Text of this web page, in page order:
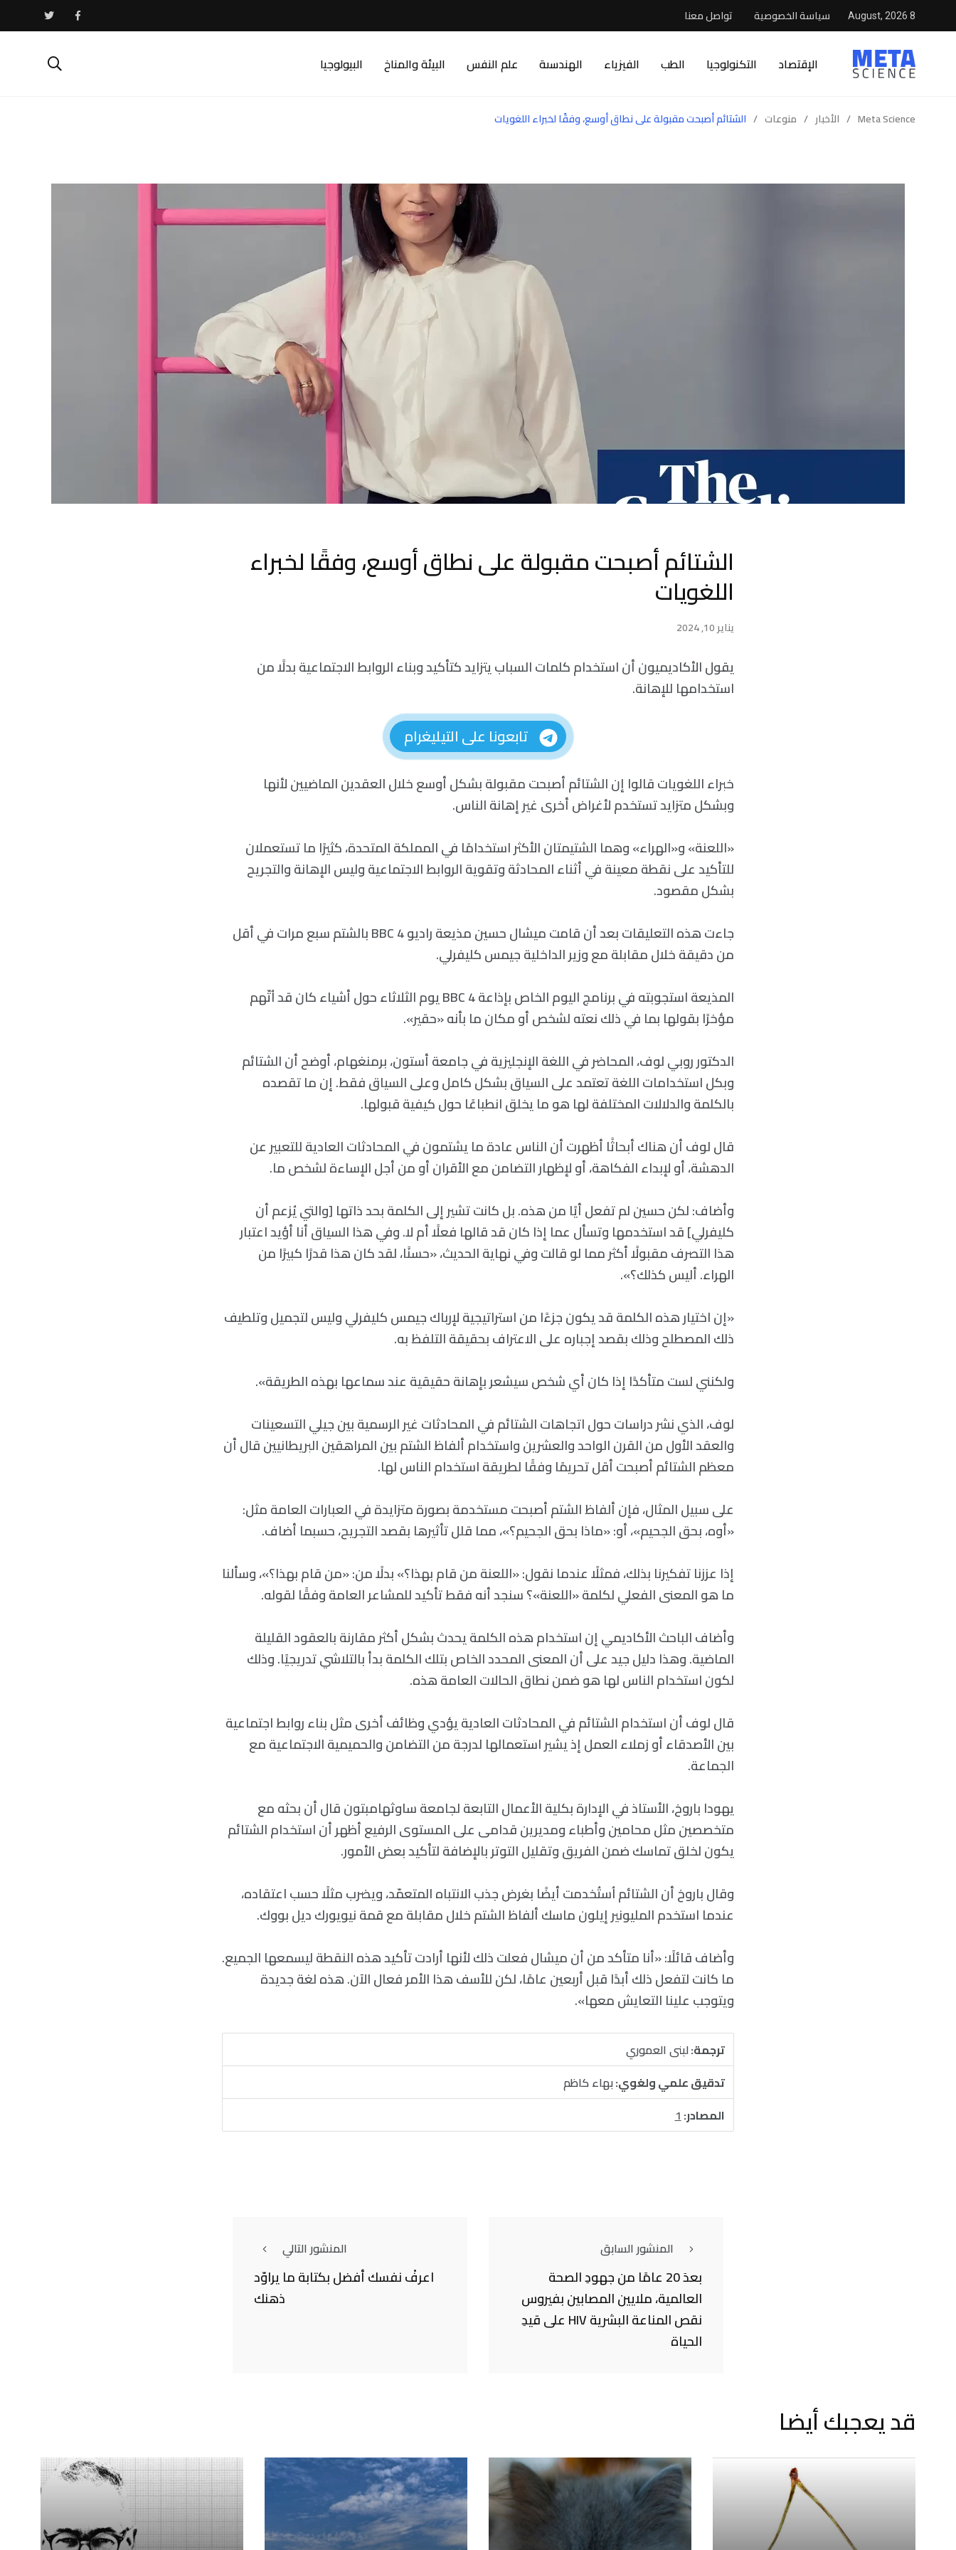
8 August, 2026 سياسة الخصوصية تواصل معنا
الإقتصاد التكنولوجيا الطب الفيزياء الهندسىة علم النفس البيئة والمناخ البيولوجيا
Meta Science
/ الأخبار / منوعات / الشتائم أصبحت مقبولة على نطاق أوسع، وفقًا لخبراء اللغويات
الشتائم أصبحت مقبولة على نطاق أوسع، وفقًا لخبراء
اللغويات
يناير 10, 2024
يقول الأكاديميون أن استخدام كلمات السباب يتزايد كتأكيد وبناء الروابط الاجتماعية بدلًا من
استخدامها للإهانة.
تابعونا على التيليغرام
خبراء اللغويات قالوا إن الشتائم أصبحت مقبولة بشكل أوسع خلال العقدين الماضيين لأنها
وبشكل متزايد تستخدم لأغراض أخرى غير إهانة الناس.
«اللعنة» و«الهراء» وهما الشتيمتان الأكثر استخدامًا في المملكة المتحدة، كثيرًا ما تستعملان
للتأكيد على نقطة معينة في أثناء المحادثة وتقوية الروابط الاجتماعية وليس الإهانة والتجريح
بشكل مقصود.
جاءت هذه التعليقات بعد أن قامت ميشال حسين مذيعة راديو BBC 4 بالشتم سبع مرات في أقل
من دقيقة خلال مقابلة مع وزير الداخلية جيمس كليفرلي.
المذيعة استجوبته في برنامج اليوم الخاص بإذاعة BBC 4 يوم الثلاثاء حول أشياء كان قد اُتّهم
مؤخرًا بقولها بما في ذلك نعته لشخص أو مكان ما بأنه «حقير».
الدكتور روبي لوف، المحاضر في اللغة الإنجليزية في جامعة أستون، برمنغهام، أوضح أن الشتائم
وبكل استخدامات اللغة تعتمد على السياق بشكل كامل وعلى السياق فقط. إن ما تقصده
بالكلمة والدلالات المختلفة لها هو ما يخلق انطباعًا حول كيفية قبولها.
قال لوف أن هناك أبحاثًا أظهرت أن الناس عادة ما يشتمون في المحادثات العادية للتعبير عن
الدهشة، أو لإبداء الفكاهة، أو لإظهار التضامن مع الأقران أو من أجل الإساءة لشخص ما.
وأضاف: لكن حسين لم تفعل أيًا من هذه. بل كانت تشير إلى الكلمة بحد ذاتها [والتي يُزعم أن
كليفرلي] قد استخدمها وتسأل عما إذا كان قد قالها فعلًا أم لا. وفي هذا السياق أنا أؤيد اعتبار
هذا التصرف مقبولًا أكثر مما لو قالت وفي نهاية الحديث، «حسنًا، لقد كان هذا قدرًا كبيرًا من
الهراء. أليس كذلك؟».
«إن اختيار هذه الكلمة قد يكون جزءًا من استراتيجية لإرباك جيمس كليفرلي وليس لتجميل وتلطيف
ذلك المصطلح وذلك بقصد إجباره على الاعتراف بحقيقة التلفظ به.
ولكنني لست متأكدًا إذا كان أي شخص سيشعر بإهانة حقيقية عند سماعها بهذه الطريقة».
لوف، الذي نشر دراسات حول اتجاهات الشتائم في المحادثات غير الرسمية بين جيلي التسعينات
والعقد الأول من القرن الواحد والعشرين واستخدام ألفاظ الشتم بين المراهقين البريطانيين قال أن
معظم الشتائم أصبحت أقل تحريمًا وفقًا لطريقة استخدام الناس لها.
على سبيل المثال، فإن ألفاظ الشتم أصبحت مستخدمة بصورة متزايدة في العبارات العامة مثل:
«أوه، بحق الجحيم»، أو: «ماذا بحق الجحيم؟»، مما قلل تأثيرها بقصد التجريح، حسبما أضاف.
إذا عززنا تفكيرنا بذلك، فمثلًا عندما نقول: «اللعنة من قام بهذا؟» بدلًا من: «من قام بهذا؟»، وسألنا
ما هو المعنى الفعلي لكلمة «اللعنة»؟ سنجد أنه فقط تأكيد للمشاعر العامة وفقًا لقوله.
وأضاف الباحث الأكاديمي إن استخدام هذه الكلمة يحدث بشكل أكثر مقارنة بالعقود القليلة
الماضية. وهذا دليل جيد على أن المعنى المحدد الخاص بتلك الكلمة بدأ بالتلاشي تدريجيًا. وذلك
لكون استخدام الناس لها هو ضمن نطاق الحالات العامة هذه.
قال لوف أن استخدام الشتائم في المحادثات العادية يؤدي وظائف أخرى مثل بناء روابط اجتماعية
بين الأصدقاء أو زملاء العمل إذ يشير استعمالها لدرجة من التضامن والحميمية الاجتماعية مع
الجماعة.
يهودا باروخ، الأستاذ في الإدارة بكلية الأعمال التابعة لجامعة ساوثهامبتون قال أن بحثه مع
متخصصين مثل محامين وأطباء ومديرين قدامى على المستوى الرفيع أظهر أن استخدام الشتائم
يكون لخلق تماسك ضمن الفريق وتقليل التوتر بالإضافة لتأكيد بعض الأمور.
وقال باروخ أن الشتائم اُستُخدمت أيضًا بغرض جذب الانتباه المتعمّد، ويضرب مثلًا حسب اعتقاده،
عندما استخدم المليونير إيلون ماسك ألفاظ الشتم خلال مقابلة مع قمة نيويورك ديل بووك.
وأضاف قائلًا: «أنا متأكد من أن ميشال فعلت ذلك لأنها أرادت تأكيد هذه النقطة ليسمعها الجميع.
ما كانت لتفعل ذلك أبدًا قبل أربعين عامًا، لكن للأسف هذا الأمر فعال الآن. هذه لغة جديدة
ويتوجب علينا التعايش معها».
ترجمة:لبنى العموري
تدقيق علمي ولغوي:بهاء كاظم
المصادر:1
المنشور السابق
بعدَ 20 عامًا من جهودِ الصحة
العالمية، ملايين المصابين بفيروس
نقص المناعة البشرية HIV على قيدِ
الحياة
المنشور التالي
اعرفْ نفسك أفضل بكتابة ما يراوّد
ذهنك
قد يعجبك أيضا